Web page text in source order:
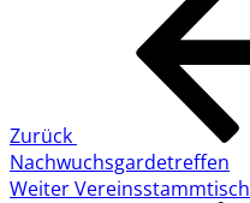
Zurück
Nachwuchsgardetreffen
Nächster
WeiterVereinsstammtisch